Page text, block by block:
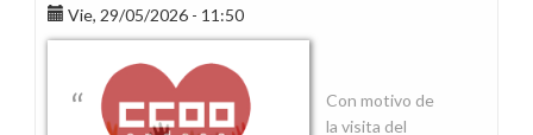
blanco
no
Vie, 29/05/2026 - 11:50
Con motivo de
la visita del